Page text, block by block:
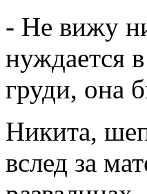
- Не вижу
нуждается
груди, она
Никита,
вслед за